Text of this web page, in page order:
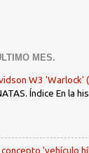
MES.
W3 'Warlock'
Índice En la
'vehículo